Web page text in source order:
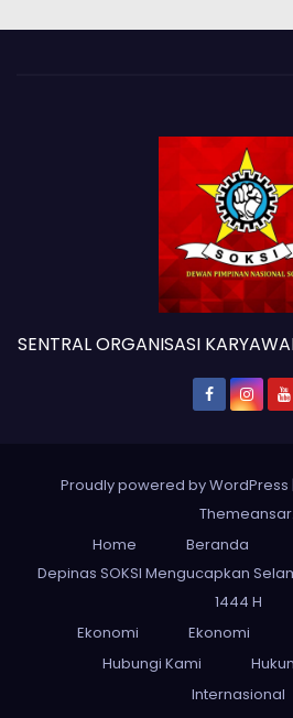
SENTRAL ORGANISASI
Proudly powered by WordPress |
Themeansar.
Home
Beranda
Depinas SOKSI Mengucapkan
1444 H
Ekonomi
Ekonomi
Hubungi Kami
Internasional